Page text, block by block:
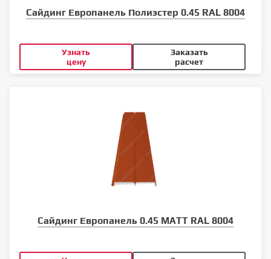
Сайдинг Европанель Полиэстер 0.45 RAL 8004
Узнать
цену
Заказать
расчет
Сайдинг Европанель 0.45 MATT RAL 8004